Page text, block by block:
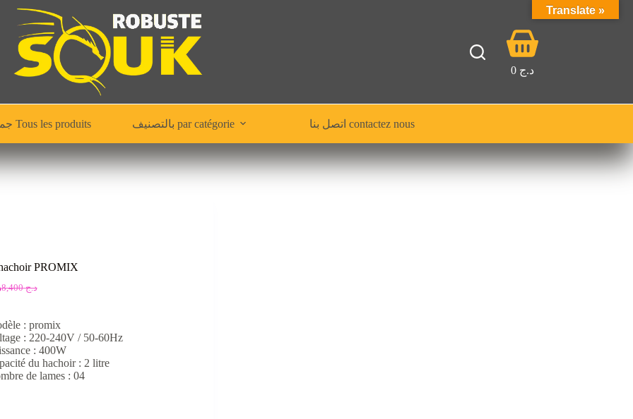
Panier
d’achat
د.ج 0
جميع المنتجات Tous les produits بالتصنيف par catégorie اتصل بنا contactez nous
PROMIX
د.ج8,400
initial
:
د.ج 8,400.
actuel
:
د.ج 6,600.
: promix
: 220-240V / 50-60Hz
: 400W
du hachoir : 2 litre
de lames : 04
Translate »